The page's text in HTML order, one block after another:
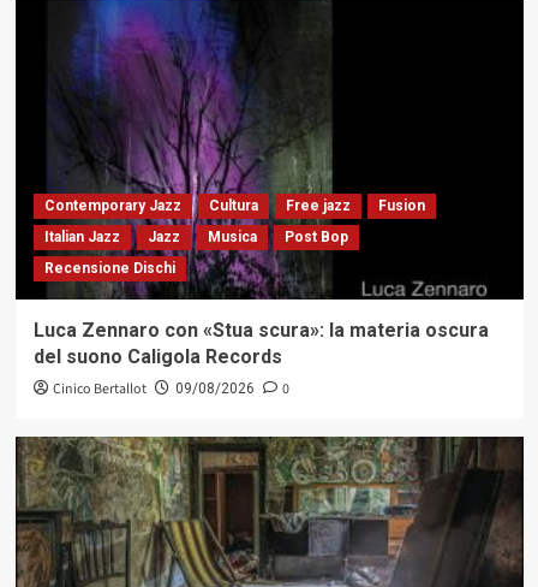
Contemporary Jazz Cultura Free jazz
Fusion
Italian Jazz
Jazz Musica
Post Bop
Recensione Dischi
Luca Zennaro con «Stua scura»: la materia oscura
del suono Caligola Records
Cinico Bertallot 09/08/2026 0